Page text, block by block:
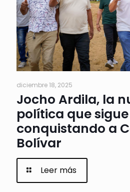
diciembre 18, 2025
Jocho Ardila, la
política que sigue
conquistando a
Bolívar
Leer más